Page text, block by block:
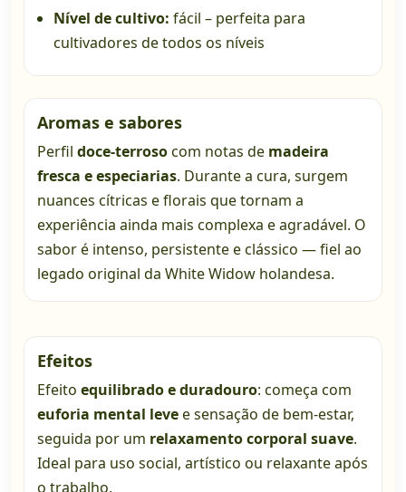
Nível de cultivo: fácil – perfeita para
cultivadores de todos os níveis
Aromas e sabores
Perfil doce-terrosocom notas de madeira
fresca e especiarias. Durante a cura, surgem
nuances cítricas e florais que tornam a
experiência ainda mais complexa e agradável. O
sabor é intenso, persistente e clássico — fiel ao
legado original da White Widow holandesa.
Efeitos
Efeito equilibrado e duradouro: começa com
euforia mental levee sensação de bem-estar,
seguida por um relaxamento corporal suave.
Ideal para uso social, artístico ou relaxante após
o trabalho.